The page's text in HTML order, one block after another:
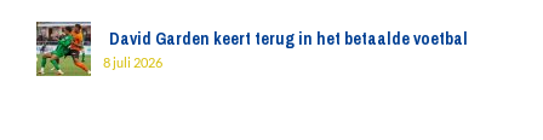
David Garden keert terug in het betaalde voetbal
8 juli 2026